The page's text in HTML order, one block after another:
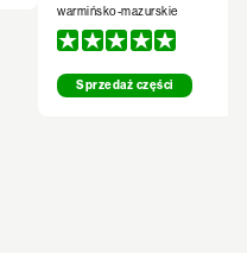
warmińsko-mazurskie
Sprzedaż części